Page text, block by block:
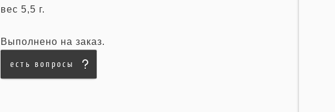
вес 5,5 г.
Выполнено на заказ.
есть вопросы